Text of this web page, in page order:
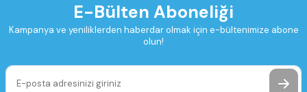
E-Bülten Aboneliği
Kampanya ve yeniliklerden haberdar olmak için e-bültenimize abone
olun!